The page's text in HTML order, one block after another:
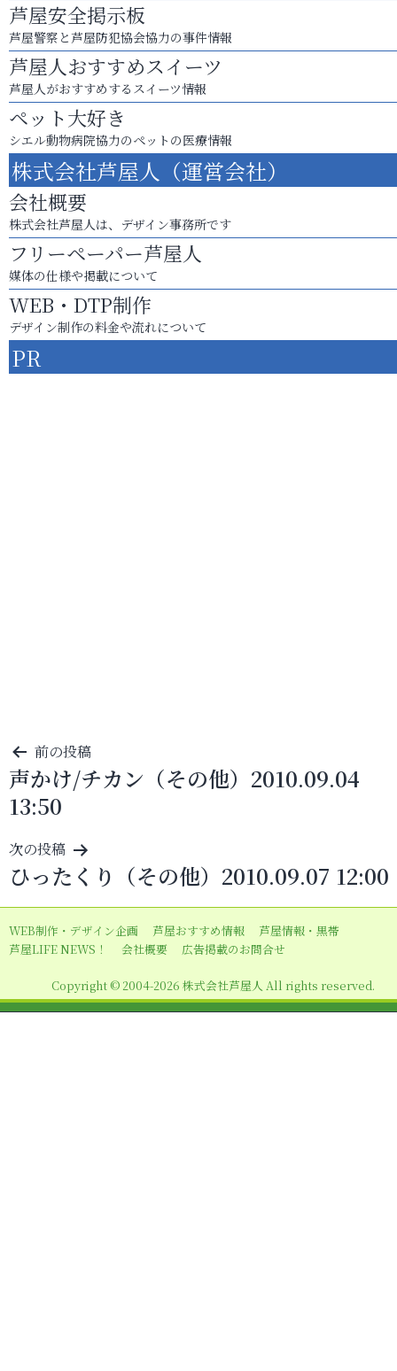
芦屋安全掲示板
芦屋警察と芦屋防犯協会協力の事件情報
芦屋人おすすめスイーツ
芦屋人がおすすめするスイーツ情報
ペット大好き
シエル動物病院協力のペットの医療情報
株式会社芦屋人（運営会社）
会社概要
株式会社芦屋人は、デザイン事務所です
フリーペーパー芦屋人
媒体の仕様や掲載について
WEB・DTP制作
デザイン制作の料金や流れについて
PR
投
稿
ナ
ビ
ゲ
ー
シ
ョ
前の投稿
声かけ/チカン（その他）2010.09.04
13:50
次の投稿
ひったくり（その他）2010.09.07 12:00
WEB制作・デザイン企画 芦屋おすすめ情報
芦屋情報・黒帯
芦屋LIFE NEWS！
会社概要 広告掲載のお問合せ
Copyright © 2004-2026 株式会社芦屋人 All rights reserved.